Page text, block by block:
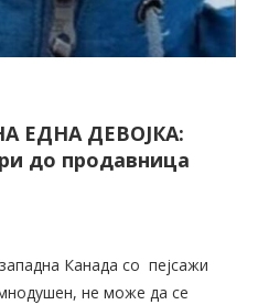
ЕДНА ДЕВОЈКА:
до продавница
Канада со пејсажи
не може да се